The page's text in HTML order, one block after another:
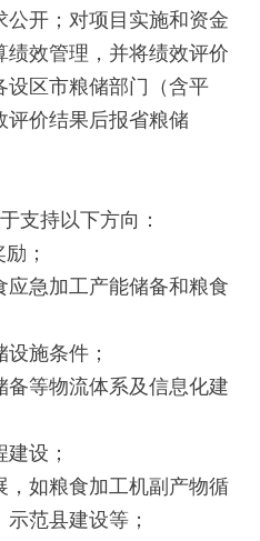
开；对项目实施和资金
效管理，并将绩效评价
设区市粮储部门（含平
评价结果后报省粮储
持以下方向：
；
急加工产能储备和粮食
施条件；
等物流体系及信息化建
设；
如粮食加工机副产物循
范县建设等；